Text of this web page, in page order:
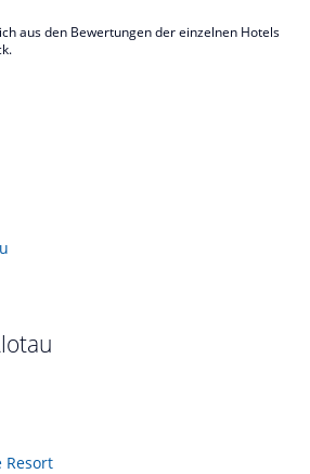
aus den Bewertungen der einzelnen Hotels
Resort